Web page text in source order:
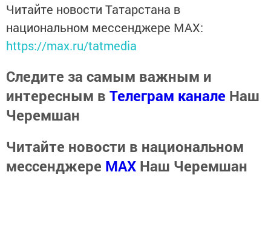
Читайте новости Татарстана в
национальном мессенджере MАХ:
https://max.ru/tatmedia
Следите за самым важным и
интересным в Телеграм канале Наш
Черемшан
Читайте новости в национальном
мессенджере MАХ Наш Черемшан